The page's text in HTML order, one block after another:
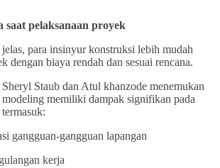
saat pelaksanaan proyek
para insinyur konstruksi lebih mudah
dengan biaya rendah dan sesuai rencana.
Staub dan Atul khanzode menemukan
memiliki dampak signifikan pada
gangguan-gangguan lapangan
kerja